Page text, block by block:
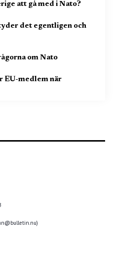
att gå med i Nato?
det egentligen och
om Nato
EU-medlem när